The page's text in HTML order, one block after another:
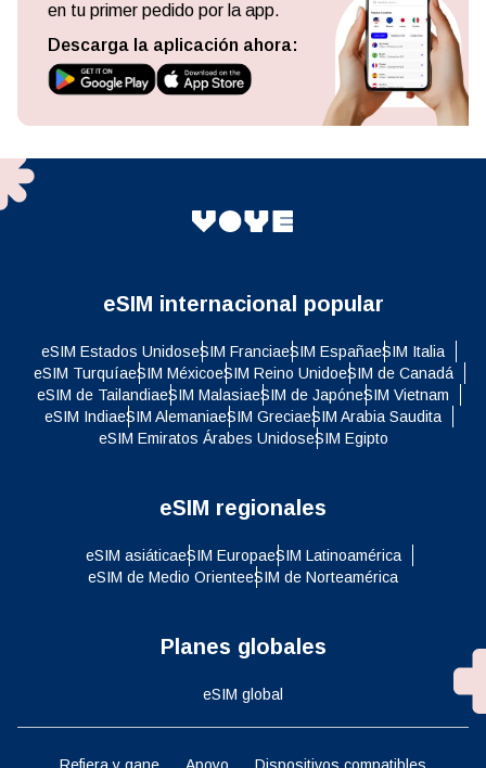
en tu primer pedido por la app.
Descarga la aplicación ahora:
eSIM internacional popular
eSIM Estados UnidoseSIM FranciaeSIM EspañaeSIM Italia
eSIM TurquíaeSIM MéxicoeSIM Reino UnidoeSIM de Canadá
eSIM de TailandiaeSIM MalasiaeSIM de JapóneSIM Vietnam
eSIM IndiaeSIM AlemaniaeSIM GreciaeSIM Arabia Saudita
eSIM Emiratos Árabes UnidoseSIM Egipto
eSIM regionales
eSIM asiáticaeSIM EuropaeSIM Latinoamérica
eSIM de Medio OrienteeSIM de Norteamérica
Planes globales
eSIM global